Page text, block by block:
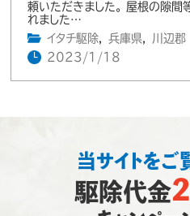
頼いただきました。 屋根の隙間
れました…
イタチ駆除, 兵庫県,
川辺郡
2023/1/18
当サイトをご
駆除代金